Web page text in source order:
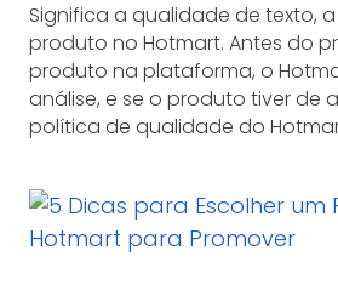
Significa a qualidade de texto,
produto no Hotmart. Antes do
produto na plataforma, o
análise, e se o produto tiver de
política de qualidade do